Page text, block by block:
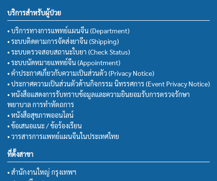
บริการสำหรับผู้ป่วย
• บริการทางการแพทย์แผนจีน (Department)
• ระบบติดตามการจัดส่งยาจีน (Shipping)
• ระบบตรวจสอบสถานะใบยา (Check Status)
• ระบบนัดหมายแพทย์จีน (Appointment)
• คำประกาศเกี่ยวกับความเป็นส่วนตัว (Privacy Notice)
• ประกาศความเป็นส่วนตัวด้านกิจกรรม นิทรรศการ (Event Privacy Notice)
• หนังสือแสดงการรับทราบข้อมูลและความยินยอมรับการตรวจรักษา
พยาบาล การทำหัตถการ
• หนังสือสุขภาพออนไลน์
• ข้อเสนอแนะ / ข้อร้องเรียน
• วารสารการแพทย์แผนจีนในประเทศไทย
ที่ตั้งสาขา
• สำนักงานใหญ่ กรุงเทพฯ